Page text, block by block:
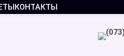
КОНТАКТЫ